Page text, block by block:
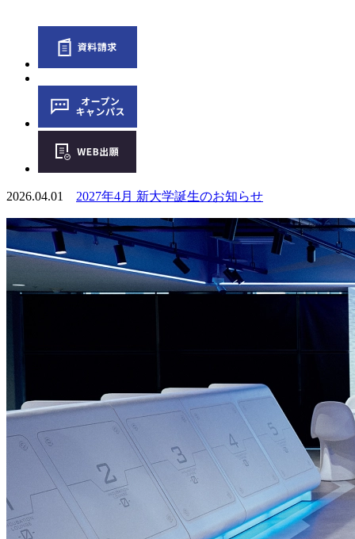
2026.04.01 2027年4月 新大学誕生のお知らせ